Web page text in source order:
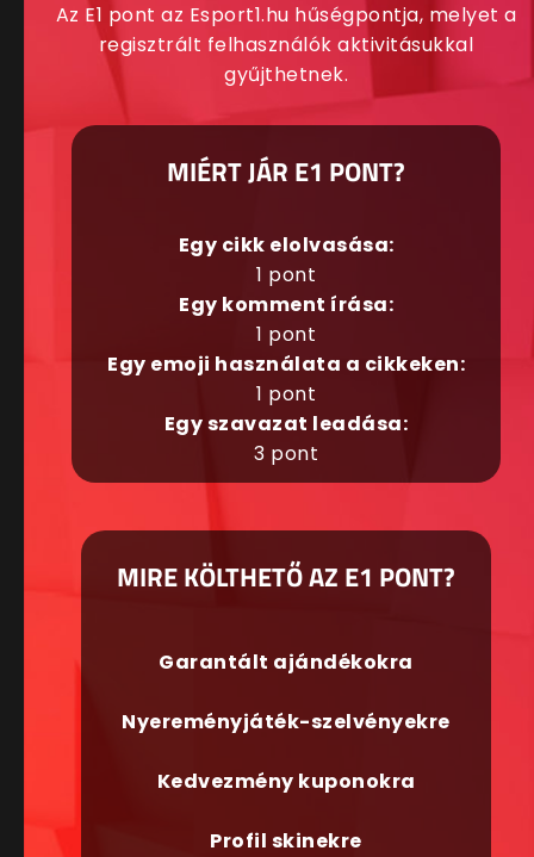
Az E1 pont az Esport1.hu hűségpontja, melyet a
regisztrált felhasználók aktivitásukkal
gyűjthetnek.
MIÉRT JÁR E1 PONT?
Egy cikk elolvasása:
1 pont
Egy komment írása:
1 pont
Egy emoji használata a cikkeken:
1 pont
Egy szavazat leadása:
3 pont
MIRE KÖLTHETŐ AZ E1 PONT?
Garantált ajándékokra
Nyereményjáték-szelvényekre
Kedvezmény kuponokra
Profil skinekre